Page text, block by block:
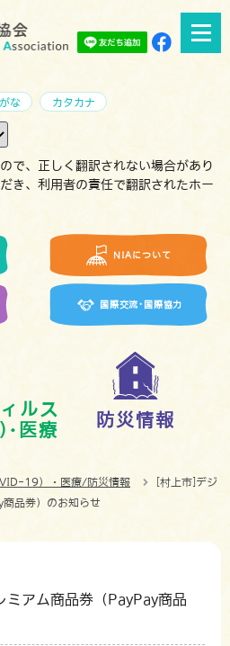
な カタカナ
で、正しく翻訳されない場合があり
き、利用者の責任で翻訳されたホー
NIAについて
国際交流･国際協力
ルス
医療
防災情報
19）・医療/防災情報
[村上市]デジ
商品券）のお知らせ
ミアム商品券（PayPay商品